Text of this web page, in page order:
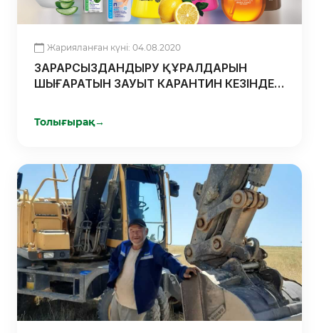
Жарияланған күні: 04.08.2020
ЗАРАРСЫЗДАНДЫРУ ҚҰРАЛДАРЫН
ШЫҒАРАТЫН ЗАУЫТ КАРАНТИН КЕЗІНДЕ
Толығырақ→